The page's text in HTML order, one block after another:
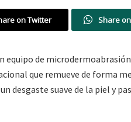
on Twitter Share
equipo de
que remueve de forma
suave de la piel y